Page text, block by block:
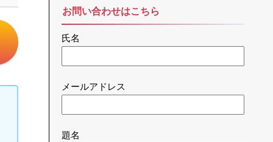
お問い合わせはこちら
氏名
メールアドレス
題名